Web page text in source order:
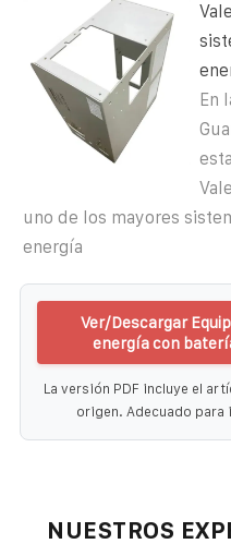
En
uno de los mayores
energía
Ver/Descargar
energía con
La versión PDF incluye el
origen. Adecuado
NUESTROS